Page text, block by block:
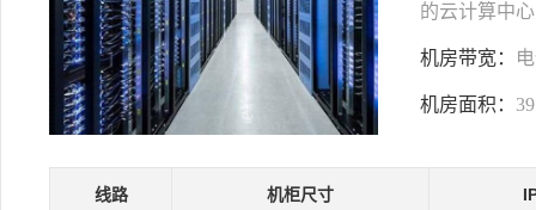
的云计算中
机房带宽：
机房面积：
线路 机柜尺寸